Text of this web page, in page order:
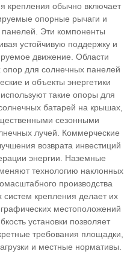
крепления обычно включает
опорные рычаги и
Эти компоненты
устойчивую поддержку и
движение. Области
для солнечных панелей
и объекты энергетики
такие опоры для
батарей на крышах,
сезонными
лучей. Коммерческие
возврата инвестиций
энергии. Наземные
технологию наклонных
производства
систем крепления делает их
местоположений
установки позволяет
требования площадки,
и местные нормативы.